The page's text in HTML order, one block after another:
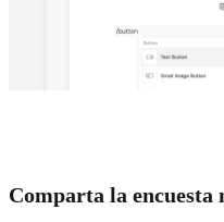
Comparta la encuesta